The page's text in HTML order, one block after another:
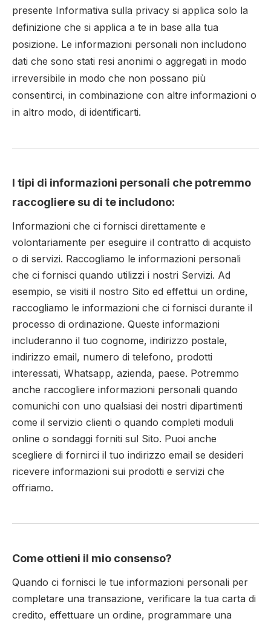
presente Informativa sulla privacy si applica solo la
definizione che si applica a te in base alla tua
posizione. Le informazioni personali non includono
dati che sono stati resi anonimi o aggregati in modo
irreversibile in modo che non possano più
consentirci, in combinazione con altre informazioni o
in altro modo, di identificarti.
I tipi di informazioni personali che potremmo
raccogliere su di te includono:
Informazioni che ci fornisci direttamente e
volontariamente per eseguire il contratto di acquisto
o di servizi. Raccogliamo le informazioni personali
che ci fornisci quando utilizzi i nostri Servizi. Ad
esempio, se visiti il ​​nostro Sito ed effettui un ordine,
raccogliamo le informazioni che ci fornisci durante il
processo di ordinazione. Queste informazioni
includeranno il tuo cognome, indirizzo postale,
indirizzo email, numero di telefono, prodotti
interessati, Whatsapp, azienda, paese. Potremmo
anche raccogliere informazioni personali quando
comunichi con uno qualsiasi dei nostri dipartimenti
come il servizio clienti o quando completi moduli
online o sondaggi forniti sul Sito. Puoi anche
scegliere di fornirci il tuo indirizzo email se desideri
ricevere informazioni sui prodotti e servizi che
offriamo.
Come ottieni il mio consenso?
Quando ci fornisci le tue informazioni personali per
completare una transazione, verificare la tua carta di
credito, effettuare un ordine, programmare una